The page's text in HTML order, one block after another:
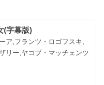
(字幕版)
ア,フランツ・ロゴフスキ,
リー,ヤコブ・マッチェンツ